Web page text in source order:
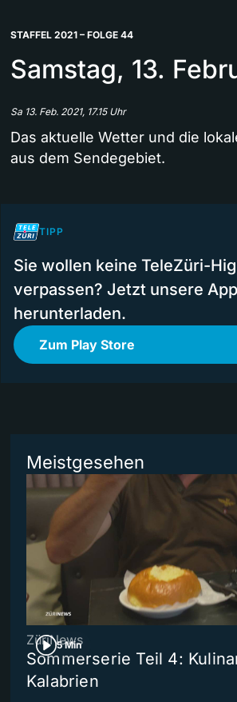
STAFFEL 2021 – FOLGE 44
Samstag, 13.
Sa 13. Feb. 2021, 17.15 Uhr
Das aktuelle Wetter und die
aus dem Sendegebiet.
TIPP
Sie wollen keine TeleZüri-
verpassen? Jetzt unsere App
herunterladen.
Zum Play Store
Meistgesehen
5 Min
ZüriNews
Sommerserie Teil 4:
Kalabrien